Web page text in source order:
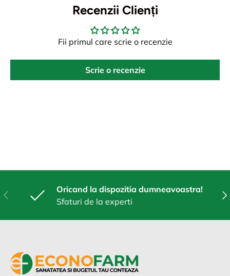
Recenzii Clienți
Fii primul care scrie o recenzie
Scrie o recenzie
Anterior
Oricand la dispozitia dumneavoastra!
Sfaturi de la experti